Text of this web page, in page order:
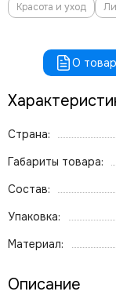
Красота и уход
О
Страна:
Габариты товара:
Состав:
Упаковка:
Материал:
Описание